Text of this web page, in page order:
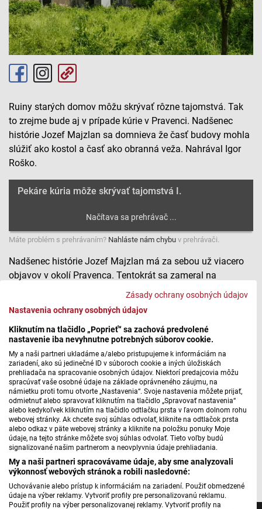
Zásady ochrany osobných údajov
Nastavenia ochrany osobných údajov
Kliknutím na tlačidlo „Poprieť“ sa zachová predvolené
nastavenie iba nevyhnutne potrebných súborov cookie.
My a naši partneri ukladáme a/alebo pristupujeme k informáciám na
zariadení, ako sú jedinečné ID v súboroch cookie a iných úložiskách
prehliadača na spracovanie osobných údajov. Niektorí predajcovia môžu
spracúvať vaše osobné údaje na základe oprávneného záujmu, na
námietku proti tomu otvorte „Nastavenia“. Svoje nastavenia môžete prijať,
odmietnuť alebo spravovať kliknutím na tlačidlo „Spravovať nastavenia“
alebo kedykoľvek kliknutím na tlačidlo odtlačku prsta v ľavom dolnom rohu
webovej stránky. Ak chcete svoj súhlas odvolať, kliknite na odtlačok prsta
alebo odkaz v päte webovej stránky a kliknite na položku ponuky Moje
údaje, na tejto stránke môžete svoj súhlas odvolať. Tieto voľby budú
signalizované našim partnerom a neovplyvnia údaje prehliadania.
My a naši partneri spracovávame údaje, aby sme analyzovali
výkonnosť webových stránok a robili nasledovné:
Uchovávanie alebo prístup k informáciám na zariadení. Použiť obmedzené
údaje na výber reklamy. Vytvoriť profily pre personalizovanú reklamu.
Použiť profily na výber personalizovanej reklamy. Vytvoriť profily na
Ruiny starých domov môžu skrývať rôzne tajomstvá. Tak
to zrejme bude aj v prípade kúrie v Pravenci. Nadšenec
histórie Jozef Majzlan sa domnieva že časť budovy mohla
slúžiť ako kostol a časť ako obranná veža. Nahrával Igor
Roško.
Pekáre kúria môže skrývať tajomstvá I.
Máte problém s prehrávaním? Nahláste nám chybu v prehrávači.
Nadšenec histórie Jozef Majzlan má za sebou už viacero
objavov v okolí Pravenca. Tentokrát sa zameral na
tamojšiu kúriu, ktorú tvoria tri časti. Najstaršia mala podľa
Pekáre kúria môže skrývať tajomstvá II.
Máte problém s prehrávaním?Nahláste nám chybuv prehrávači.
Osud a ďalší vývoj takzvanej Pekáre kúrie závisí od
finančných prostriedkov, ktoré sa obci podarí získať.
Plánuje pri tom využiť rôzne dotácie.
Autor: Igor Roško